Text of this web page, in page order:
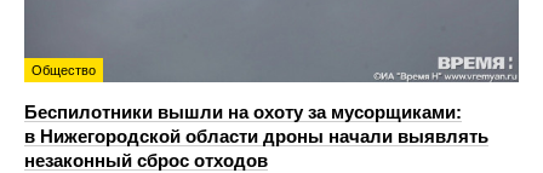
Общество
Беспилотники вышли на охоту за мусорщиками:
в Нижегородской области дроны начали выявлять
незаконный сброс отходов